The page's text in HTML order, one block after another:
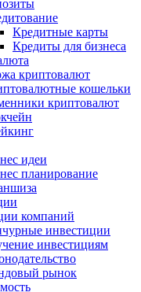
Кредитные карты
Кредиты для бизнеса
криптовалют
кошельки
криптовалют
идеи
планирование
компаний
инвестиции
инвестициям
рынок